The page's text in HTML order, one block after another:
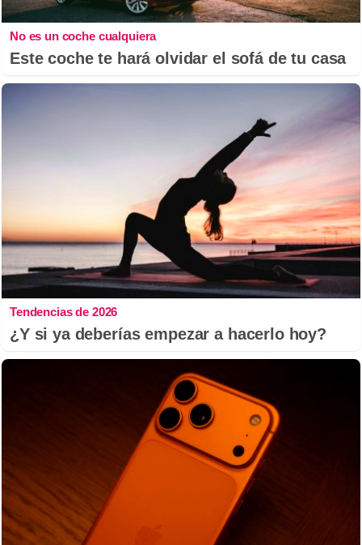
No es un coche cualquiera
Este coche te hará olvidar el sofá de tu casa
Tendencias de 2026
¿Y si ya deberías empezar a hacerlo hoy?